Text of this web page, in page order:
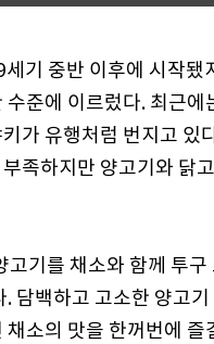
기 중반 이후에 시작됐
준에 이르렀다. 최근에
가 유행처럼 번지고 있
족하지만 양고기와 닭
고기를 채소와 함께 투구
담백하고 고소한 양고기
소의 맛을 한꺼번에 즐